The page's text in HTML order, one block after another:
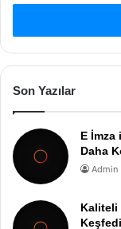
Son Yazılar
E İmza
Daha
Admin
Kaliteli